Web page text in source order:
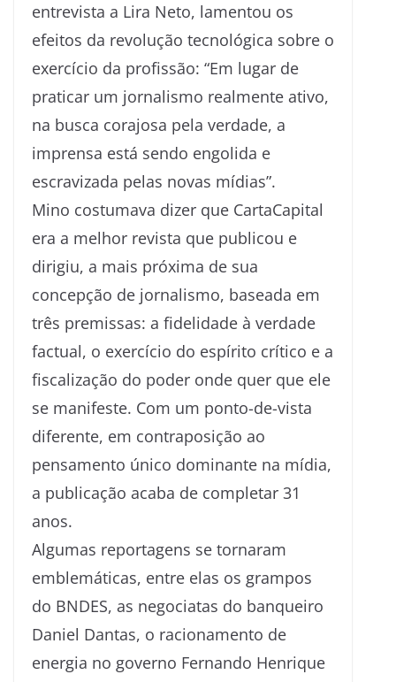
entrevista a Lira Neto, lamentou os
efeitos da revolução tecnológica sobre o
exercício da profissão: “Em lugar de
praticar um jornalismo realmente ativo,
na busca corajosa pela verdade, a
imprensa está sendo engolida e
escravizada pelas novas mídias”.
Mino costumava dizer que CartaCapital
era a melhor revista que publicou e
dirigiu, a mais próxima de sua
concepção de jornalismo, baseada em
três premissas: a fidelidade à verdade
factual, o exercício do espírito crítico e a
fiscalização do poder onde quer que ele
se manifeste. Com um ponto-de-vista
diferente, em contraposição ao
pensamento único dominante na mídia,
a publicação acaba de completar 31
anos.
Algumas reportagens se tornaram
emblemáticas, entre elas os grampos
do BNDES, as negociatas do banqueiro
Daniel Dantas, o racionamento de
energia no governo Fernando Henrique